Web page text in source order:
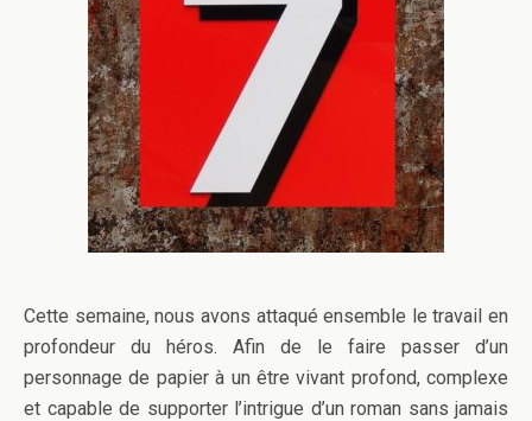
Cette semaine, nous avons attaqué ensemble le travail en
profondeur du héros. Afin de le faire passer d’un
personnage de papier à un être vivant profond, complexe
et capable de supporter l’intrigue d’un roman sans jamais